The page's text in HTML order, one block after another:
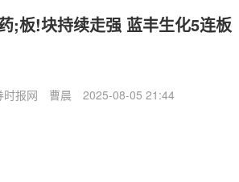
;板!块持续走强 蓝丰生化5连板
时报网 曹晨 2025-08-05 21:44